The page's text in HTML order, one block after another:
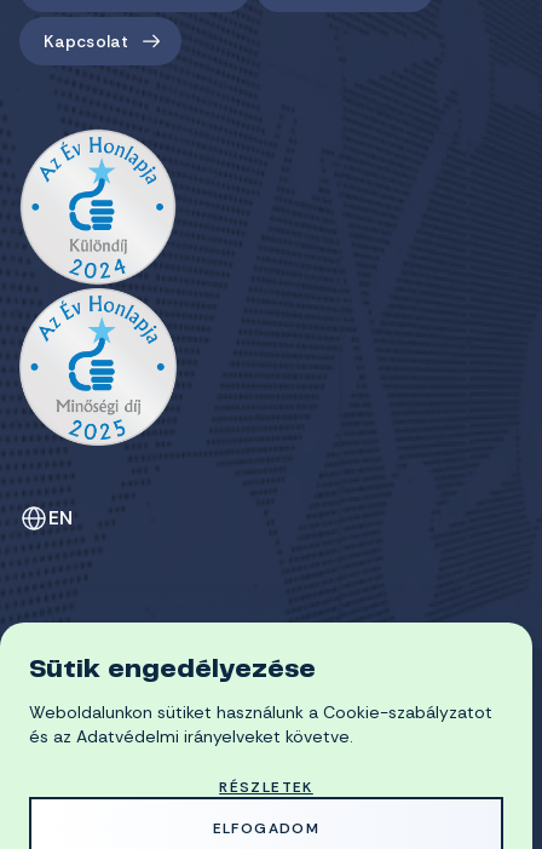
Kapcsolat
EN
© 2026 Miskolci Egyetem
ADATVÉDELEM
COOKIE-SZABÁLYZAT
Sütik engedélyezése
Weboldalunkon sütiket használunk a Cookie-szabályzatot
és az Adatvédelmi irányelveket követve.
RÉSZLETEK
ELFOGADOM